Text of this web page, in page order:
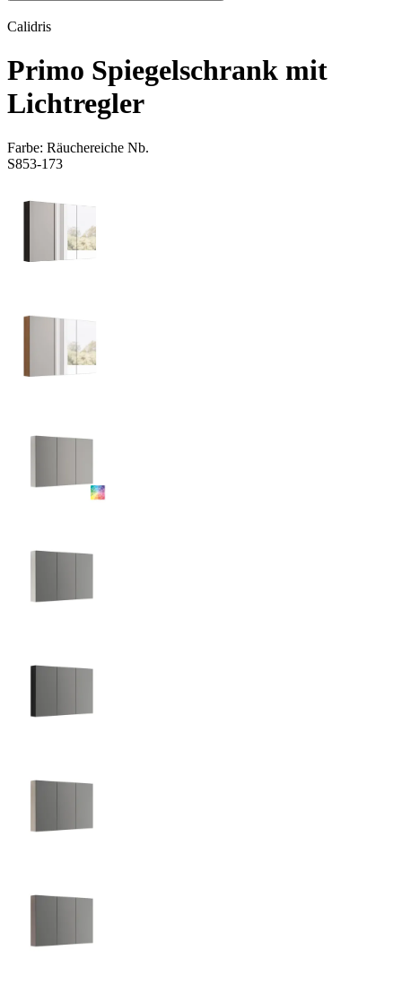
Calidris
Primo Spiegelschrank mit
Lichtregler
Farbe: Räuchereiche Nb.
S853-173